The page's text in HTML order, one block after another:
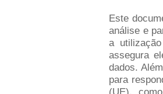
Este
análise e
a
assegura
dados.
para
(UE),